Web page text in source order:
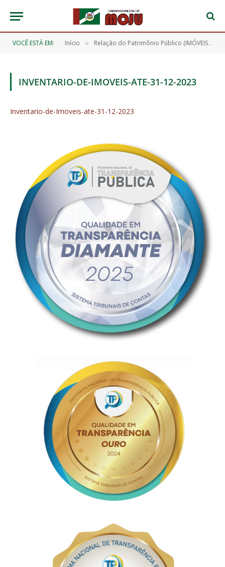
VOCÊ ESTÁ EM: Início » Relação do Patrimônio Público (IMÓVEIS)
INVENTARIO-DE-IMOVEIS-ATE-31-12-2023
Inventario-de-Imoveis-ate-31-12-2023